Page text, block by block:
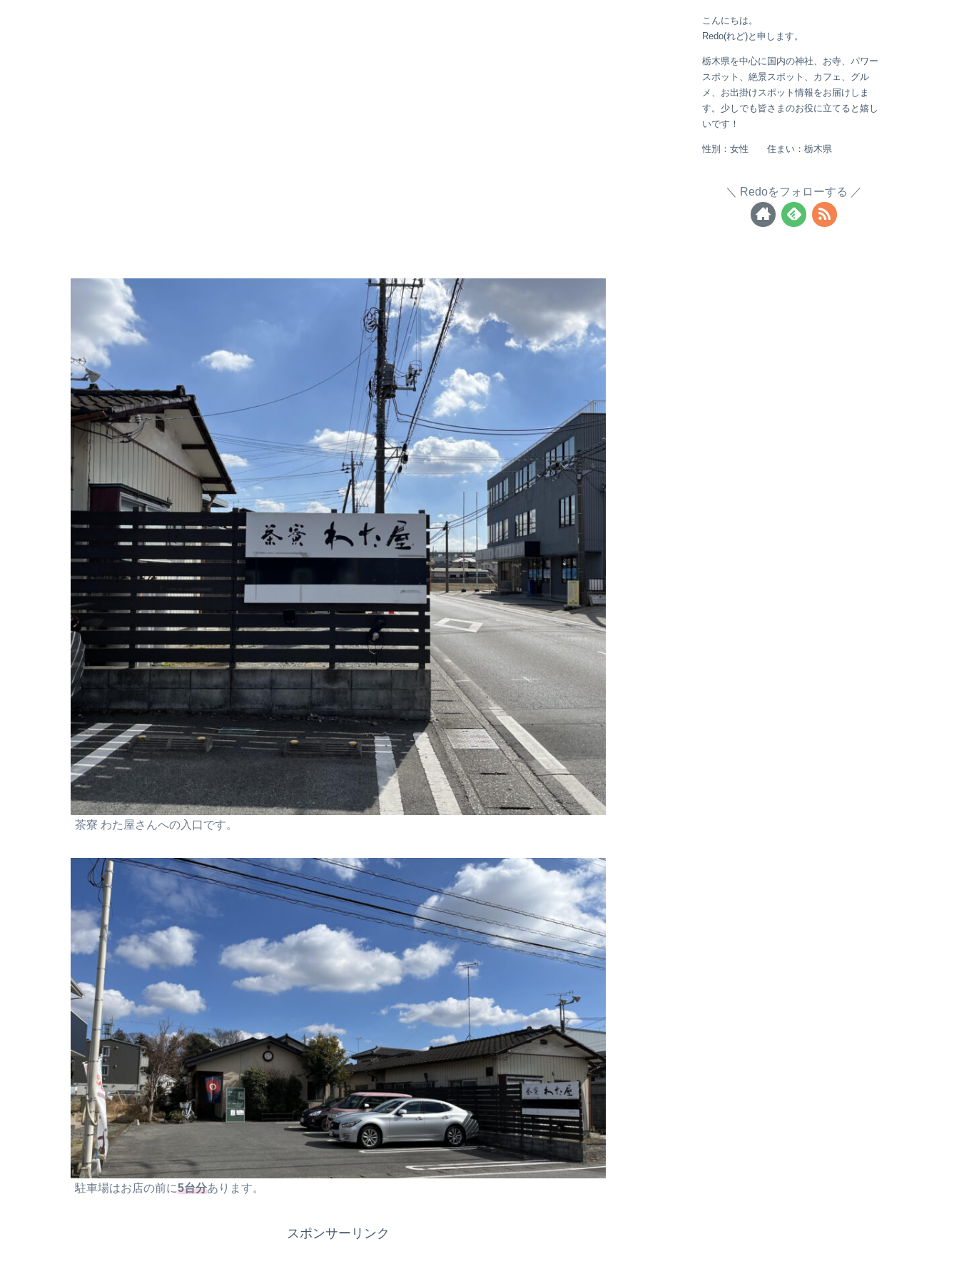
茶寮 わた屋さんへの入口です。
駐車場はお店の前に5台分あります。
スポンサーリンク
こんにちは。
Redo(れど)と申します。
栃木県を中心に国内の神社、お寺、パワー
スポット、絶景スポット、カフェ、グル
メ、お出掛けスポット情報をお届けしま
す。少しでも皆さまのお役に立てると嬉し
いです！
性別：女性 住まい：栃木県
Redoをフォローする